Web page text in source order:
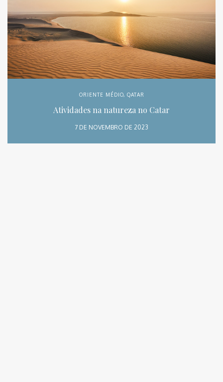
ORIENTE MÉDIO, QATAR
Atividades na natureza no Catar
7 DE NOVEMBRO DE 2023